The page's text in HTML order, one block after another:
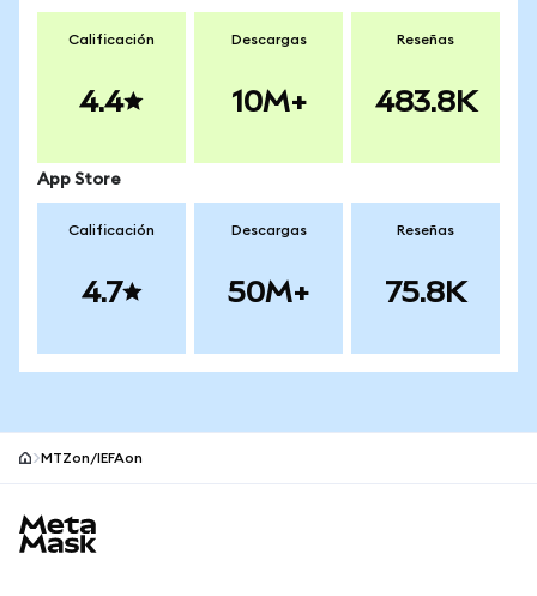
Calificación
4.4
Descargas
10M+
Reseñas
483.8K
App Store
Calificación
4.7
Descargas
50M+
Reseñas
75.8K
MTZon/IEFAon